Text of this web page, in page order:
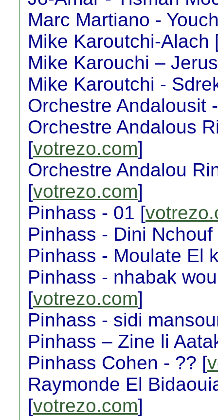
Marc Martiano -
Mike Karoutchi-Alach
Mike Karouchi –
Mike Karoutchi -
Orchestre Andalousit
Orchestre Andalous
[votrezo.com]
Orchestre Andalou
[votrezo.com]
Pinhass - 01 [
Pinhass - Dini
Pinhass - Moulate El
Pinhass - nhabak
[votrezo.com]
Pinhass - sidi
Pinhass – Zine li
Pinhass Cohen - ?? [
Raymonde El
[votrezo.com]